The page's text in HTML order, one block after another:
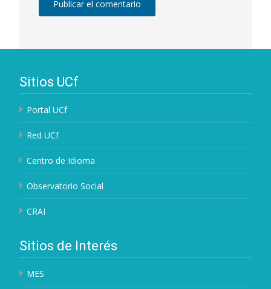
Sitios UCf
Portal UCf
Red UCf
Centro de Idioma
Observatorio Social
CRAI
Sitios de Interés
MES